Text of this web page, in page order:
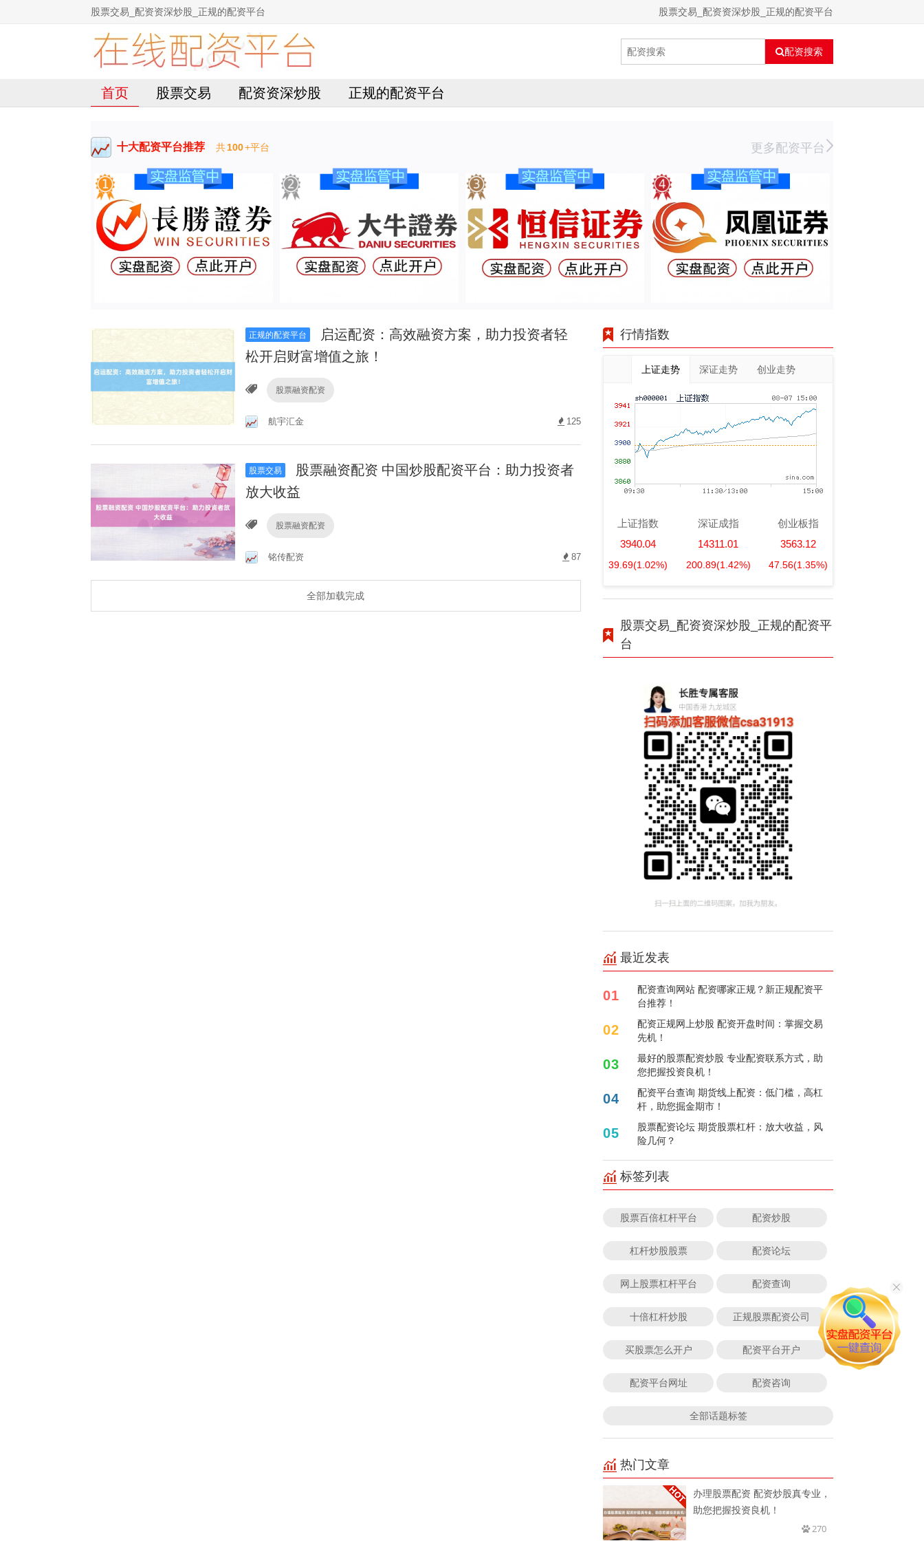
股票交易_配资资深炒股_正规的配资平台 股票交易_配资资深炒股_正规的配资平台
配资搜索
首页 股票交易 配资资深炒股 正规的配资平台
十大配资平台推荐 共100+平台 更多配资平台
正规的配资平台
启运配资：高效融资方案，助力投资者轻
松开启财富增值之旅！
股票融资配资
航宇汇金 125
股票交易
股票融资配资 中国炒股配资平台：助力投资者
放大收益
股票融资配资
铭传配资 87
全部加载完成
行情指数
上证走势 深证走势 创业走势
上证指数
3940.04
39.69(1.02%)
深证成指
14311.01
200.89(1.42%)
创业板指
3563.12
47.56(1.35%)
股票交易_配资资深炒股_正规的配资平
台
最近发表
01
配资查询网站 配资哪家正规？新正规配资平
台推荐！
02
配资正规网上炒股 配资开盘时间：掌握交易
先机！
03
最好的股票配资炒股 专业配资联系方式，助
您把握投资良机！
04
配资平台查询 期货线上配资：低门槛，高杠
杆，助您掘金期市！
05
股票配资论坛 期货股票杠杆：放大收益，风
险几何？
标签列表
股票百倍杠杆平台 配资炒股
杠杆炒股股票 配资论坛
网上股票杠杆平台 配资查询
十倍杠杆炒股 正规股票配资公司
买股票怎么开户 配资平台开户
配资平台网址 配资咨询
全部话题标签
热门文章
办理股票配资 配资炒股真专业，
助您把握投资良机！
270